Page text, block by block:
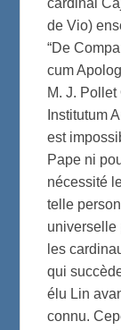
cardinal
de Vio)
“De
cum
M. J.
Institutum
est
Pape ni
nécessité
telle
universelle
les
qui
élu Lin
connu.